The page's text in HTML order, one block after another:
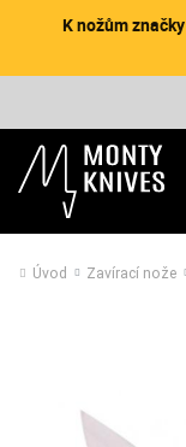
K nožům značky
Úvod Zavírací nože